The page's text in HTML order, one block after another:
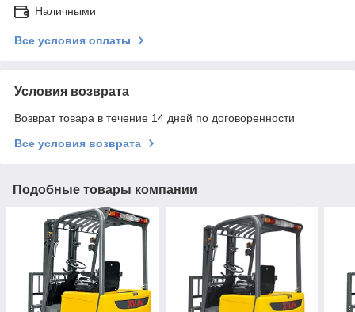
Наличными
Все условия оплаты
Условия возврата
Возврат товара в течение 14 дней по договоренности
Все условия возврата
Подобные товары компании